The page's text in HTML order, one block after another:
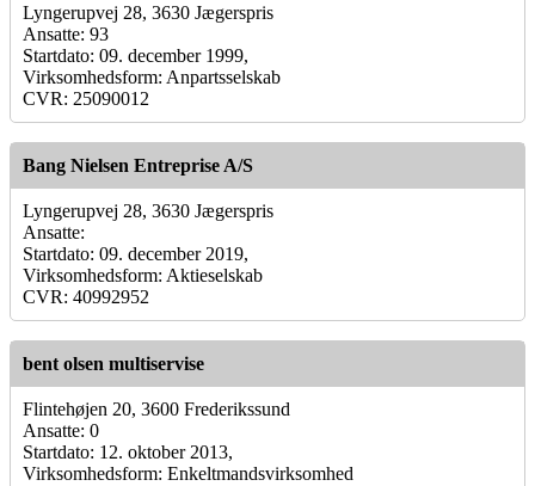
Lyngerupvej 28, 3630 Jægerspris
Ansatte: 93
Startdato: 09. december 1999,
Virksomhedsform: Anpartsselskab
CVR: 25090012
Bang Nielsen Entreprise A/S
Lyngerupvej 28, 3630 Jægerspris
Ansatte:
Startdato: 09. december 2019,
Virksomhedsform: Aktieselskab
CVR: 40992952
bent olsen multiservise
Flintehøjen 20, 3600 Frederikssund
Ansatte: 0
Startdato: 12. oktober 2013,
Virksomhedsform: Enkeltmandsvirksomhed